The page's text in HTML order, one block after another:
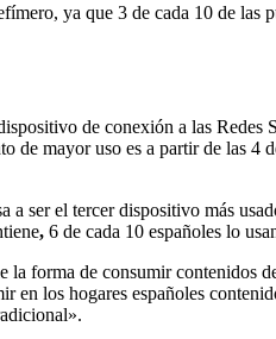
ya que 3 de cada 10 de las
de conexión a las Redes
de mayor uso es a partir de las 4
a ser el tercer dispositivo más
, 6 de cada 10 españoles lo
la forma de consumir contenidos
los hogares españoles